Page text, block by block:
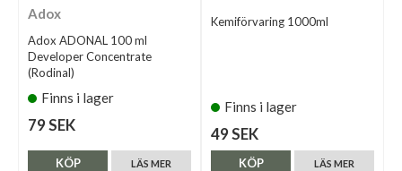
Adox
Adox ADONAL 100 ml
Developer Concentrate
(Rodinal)
Finns i lager
79 SEK
LÄS MER
KÖP
Kemiförvaring 1000ml
Finns i lager
49 SEK
LÄS MER
KÖP